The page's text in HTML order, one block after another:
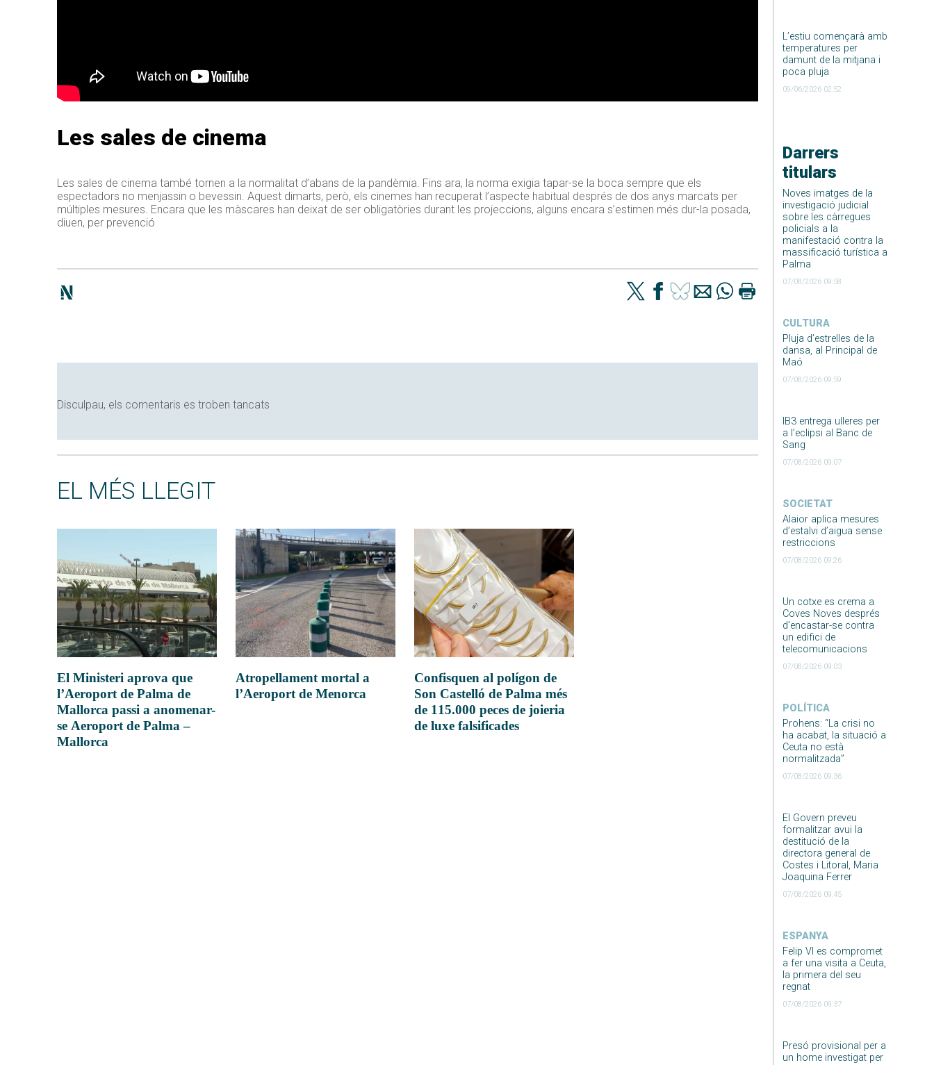
L’estiu començarà amb
temperatures per
damunt de la mitjana i
poca pluja
09/06/2026 02:52
Darrers
titulars
Noves imatges de la
investigació judicial
sobre les càrregues
policials a la
manifestació contra la
massificació turística a
Palma
07/08/2026 09:58
CULTURA
Pluja d’estrelles de la
dansa, al Principal de
Maó
07/08/2026 09:59
IB3 entrega ulleres per
a l’eclipsi al Banc de
Sang
07/08/2026 09:07
SOCIETAT
Alaior aplica mesures
d’estalvi d’aigua sense
restriccions
07/08/2026 09:26
Un cotxe es crema a
Coves Noves després
d’encastar-se contra
un edifici de
telecomunicacions
07/08/2026 09:03
POLÍTICA
Prohens: “La crisi no
ha acabat, la situació a
Ceuta no està
normalitzada”
07/08/2026 09:36
El Govern preveu
formalitzar avui la
destitució de la
directora general de
Costes i Litoral, Maria
Joaquina Ferrer
07/08/2026 09:45
ESPANYA
Felip VI es compromet
a fer una visita a Ceuta,
la primera del seu
regnat
07/08/2026 09:37
Presó provisional per a
un home investigat per
Les sales de cinema
Les sales de cinema també tornen a la normalitat d’abans de la pandèmia. Fins ara, la norma exigia tapar-se la boca sempre que els
espectadors no menjassin o bevessin. Aquest dimarts, però, els cinemes han recuperat l’aspecte habitual després de dos anys marcats per
múltiples mesures. Encara que les màscares han deixat de ser obligatòries durant les projeccions, alguns encara s’estimen més dur-la posada,
diuen, per prevenció
Disculpau, els comentaris es troben tancats
EL MÉS LLEGIT
El Ministeri aprova que
l’Aeroport de Palma de
Mallorca passi a anomenar-
se Aeroport de Palma –
Mallorca
Atropellament mortal a
l’Aeroport de Menorca
Confisquen al polígon de
Son Castelló de Palma més
de 115.000 peces de joieria
de luxe falsificades